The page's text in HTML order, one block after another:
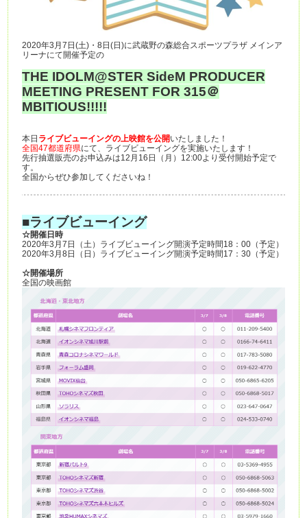
2020年3月7日(土)・8日(日)に武蔵野の森総合スポーツプラザ メインア
リーナにて開催予定の
THE IDOLM@STER SideM PRODUCER
MEETING PRESENT FOR 315＠
MBITIOUS!!!!!
本日 ライブビューイングの上映館を公開いたしました！
全国47都道府県にて、ライブビューイングを実施いたします！
先行抽選販売のお申込みは12月16日（月）12:00より受付開始予定で
す。
全国からぜひ参加してくださいね！
■ライブビューイング
☆開催日時
2020年3月7日（土）ライブビューイング開演予定時間18：00（予定）
2020年3月8日（日）ライブビューイング開演予定時間17：30（予定）
☆開催場所
全国の映画館